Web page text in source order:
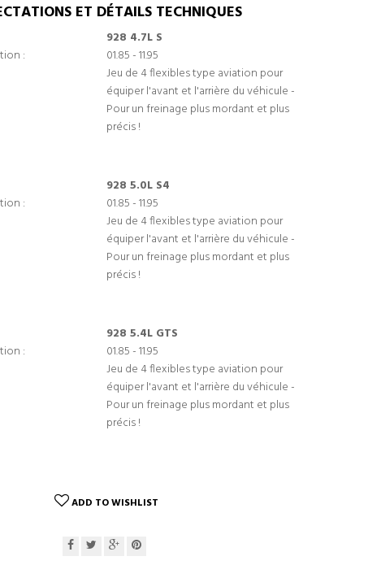
ET DÉTAILS TECHNIQUES
928 4.7L S
:
01.85 - 11.95
Jeu de 4 flexibles type aviation pour
équiper l'avant et l'arrière du véhicule -
Pour un freinage plus mordant et plus
précis !
928 5.0L S4
:
01.85 - 11.95
Jeu de 4 flexibles type aviation pour
équiper l'avant et l'arrière du véhicule -
Pour un freinage plus mordant et plus
précis !
928 5.4L GTS
:
01.85 - 11.95
Jeu de 4 flexibles type aviation pour
équiper l'avant et l'arrière du véhicule -
Pour un freinage plus mordant et plus
précis !
ADD TO WISHLIST